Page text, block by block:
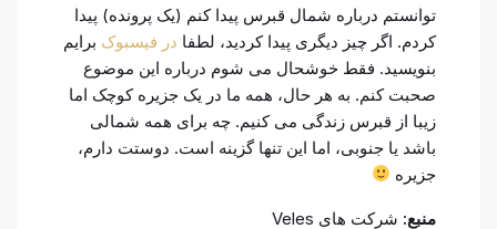
توانستم درباره شمال قبرس پیدا کنم (یک پرونده) پیدا
کردم. اگر چیز دیگری پیدا کردید، لطفا در فیسبوک برایم
بنویسید. فقط خوشحال می شوم درباره این موضوع
صحبت کنم. به هر حال، همه ما در یک جزیره کوچک اما
زیبا از قبرس زندگی می کنیم. چه برای همه شمالی
باشد یا جنوبی، اما این تنها گزینه است. دوستت دارم،
جزیره
منبع: شرکت های Veles